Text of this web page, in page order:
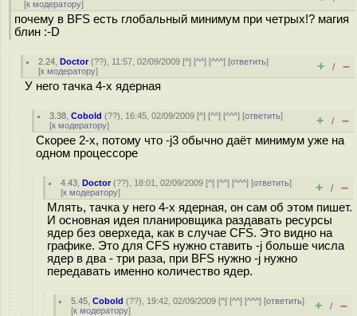
[к модератору]
почему в BFS есть глобальный минимум при четрых!? магия
блин :-D
2.24 ,Doctor(??), 11:57, 02/09/2009 [^] [^^] [^^^] [ответить]
[к модератору] + / –
У него тачка 4-х ядерная
3.38 ,Cobold (??), 16:45, 02/09/2009 [^] [^^] [^^^] [ответить]
[к модератору] + / –
Скорее 2-х, потому что -j3 обычно даёт минимум уже на
одном процессоре
4.43 ,Doctor(??), 18:01, 02/09/2009 [^] [^^] [^^^] [ответить]
[к модератору] + / –
Млять, тачка у него 4-х ядерная, он сам об этом пишет.
И основная идея планировщика раздавать ресурсы
ядер без оверхеда, как в случае CFS. Это видно на
графике. Это для CFS нужно ставить -j больше числа
ядер в два - три раза, при BFS нужно -j нужно
передавать именно количество ядер.
5.45 ,Cobold (??), 19:42, 02/09/2009 [^] [^^] [^^^] [ответить]
[к модератору] + / –